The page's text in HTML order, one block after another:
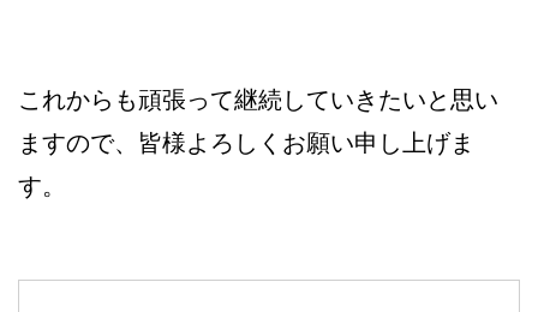
これからも頑張って継続していきたいと思い
ますので、皆様よろしくお願い申し上げま
す。